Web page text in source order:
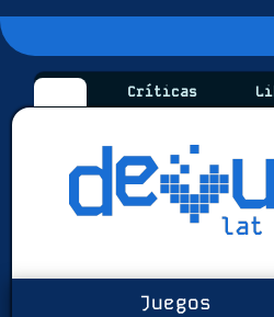
Críticas
Juegos